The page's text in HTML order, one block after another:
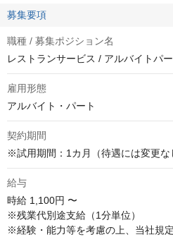
募集要項
職種 / 募集ポジション名
レストランサービス / アルバイトパ
雇用形態
アルバイト・パート
契約期間
※試用期間：1カ月（待遇には変更な
給与
時給 1,100円 〜
※残業代別途支給（1分単位）
※経験・能力等を考慮の上、当社規